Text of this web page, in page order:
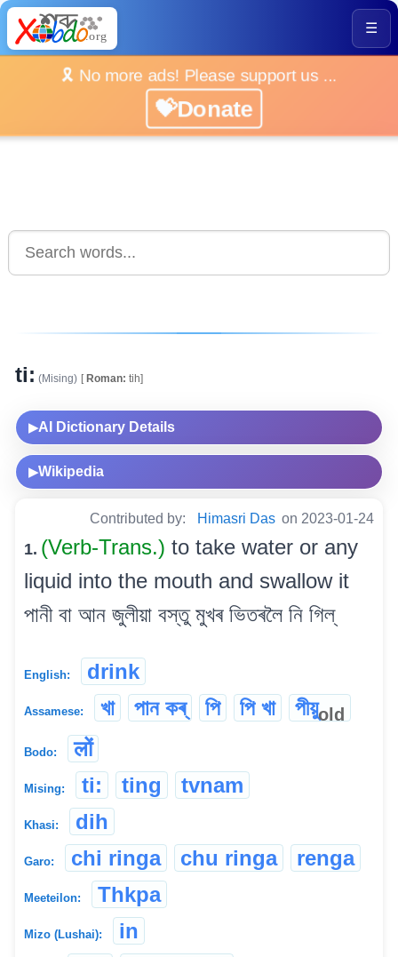
☰
🎗️ No more ads! Please support us ...
💝Donate
ti: (Mising) [Roman: tih]
▶AI Dictionary Details
▶Wikipedia
Contributed by: Himasri Das on 2023-01-24
1. (Verb-Trans.) to take water or any
liquid into the mouth and swallow it
পানী বা আন জুলীয়া বস্তু মুখৰ ভিতৰলৈ নি গিল্
English: drink
Assamese: খা পান কৰ্ পি পি খা পীয়ুold
Bodo: लों
Mising: ti: ting tvnam
Khasi: dih
Garo: chi ringa chu ringa renga
Meeteilon: Thkpa
Mizo (Lushai): in